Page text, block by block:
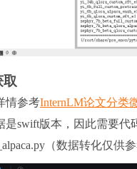
取
情参考InternLM论文分类
是swift版本，因此需要代
（数据转化仅供参